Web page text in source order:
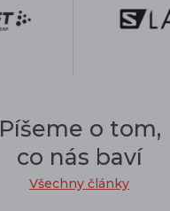
Píšeme o tom,
co nás baví
Všechny články